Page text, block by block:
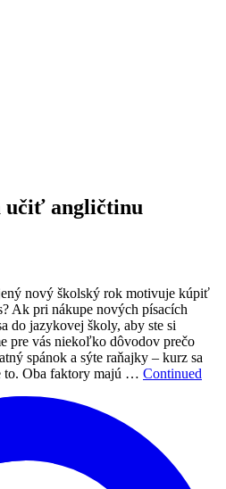
učiť angličtinu
nový školský rok motivuje kúpiť
Ak pri nákupe nových písacích
do jazykovej školy, aby ste si
pre vás niekoľko dôvodov prečo
spánok a sýte raňajky – kurz sa
to. Oba faktory majú … Continued